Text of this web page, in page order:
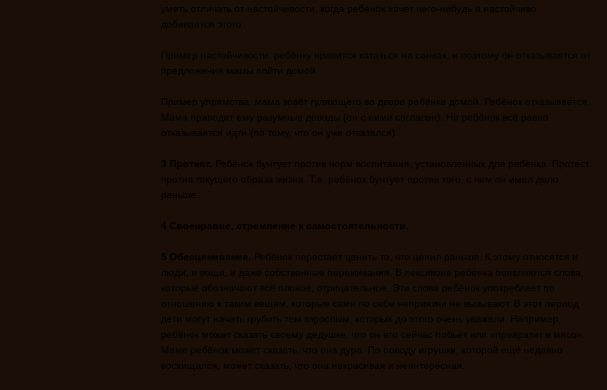
уметь отличать от настойчивости, когда ребёнок хочет чего-нибудь и настойчиво
добивается этого.
Пример настойчивости: ребёнку нравится кататься на санках, и поэтому он отказывается от
предложения мамы пойти домой.
Пример упрямства: мама зовёт гуляющего во дворе ребёнка домой. Ребёнок отказывается.
Мама приводит ему разумные доводы (он с ними согласен). Но ребёнок всё равно
отказывается идти (по тому, что он уже отказался).
3 Протест. Ребёнок бунтует против норм воспитания, установленных для ребёнка. Протест
против текущего образа жизни. Т.е. ребёнок бунтует против того, с чем он имел дело
раньше.
4 Своенравие, стремление к самостоятельности.
5 Обесценивание. Ребёнок перестаёт ценить то, что ценил раньше. К этому относятся и
люди, и вещи, и даже собственные переживания. В лексиконе ребёнка появляются слова,
которые обозначают всё плохое, отрицательное. Эти слова ребёнок употребляет по
отношению к таким вещам, которые сами по себе неприязни не вызывают. В этот период
дети могут начать грубить тем взрослым, которых до этого очень уважали. Например,
ребёнок может сказать своему дедушке, что он его сейчас побьёт или «превратит в мясо».
Маме ребёнок может сказать, что она дура. По поводу игрушки, которой ещё недавно
восхищался, может сказать, что она некрасивая и неинтересная.